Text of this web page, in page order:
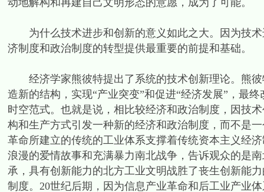
动地解构和再建自己文明形态的意愿，成为了可能。
为什么技术进步和创新的意义如此之大。因为技术
济制度和政治制度的转型提供最重要的前提和基础。
经济学家熊彼特提出了系统的技术创新理论。熊彼
造新的结构，实现“产业突变”和促进“经济发展”，最
时空范式。也就是说，相比较经济和政治制度，因技
构和生产方式引发一种新的经济和政治制度，而不是
革命所建立的传统的工业体系支撑着传统资本主义经
浪漫的爱情故事和充满暴力南北战争，告诉观众的是
承，具有创新能力的北方工业文明战胜了丧生创新能
制度。20世纪后期，因为信息产业革命和后工业产业